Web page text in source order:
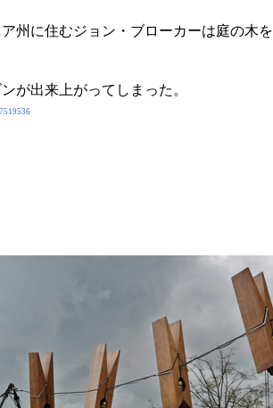
州に住むジョン・ブローカーは庭の木を
が出来上がってしまった。